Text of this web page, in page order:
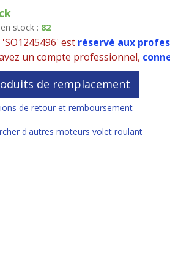
stock : 82
est réservé aux
un compte professionnel,
de remplacement
de retour et remboursement
d'autres moteurs volet roulant